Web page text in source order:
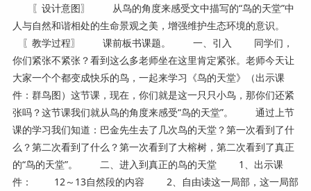
〖设计意图〗 从鸟的角度来感受文中描写的“鸟的天堂”中
人与自然和谐相处的生命景观之美，增强维护生态环境的意识。
〖教学过程〗 课前板书课题。 一、引入 同学们，
你们紧张不紧张？看到这么多老师坐在这里肯定紧张。老师今天让
大家一个个都变成快乐的鸟，一起来学习《鸟的天堂》（出示课
件：群鸟图）这节课，现在，你们就是这一只只小鸟，那你们还紧
张吗？这节课我们就从鸟的角度来感受“鸟的天堂”。 通过上节
课的学习我们知道：巴金先生去了几次鸟的天堂？第一次看到了什
么？第二次看到了什么？第一次看到了大榕树，第二次看到了真正
的“鸟的天堂”。 二、进入到真正的鸟的天堂 1、出示课
件： 12～13自然段的内容 2、自由读这一局部，这一局部